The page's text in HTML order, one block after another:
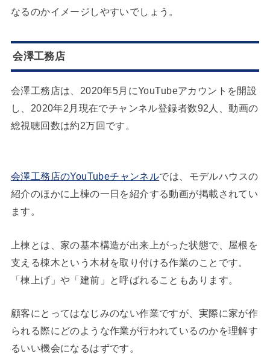
なるのかイメージしやすいでしょう。
会澤工務店
会澤工務店は、2020年5月にYouTubeアカウントを開設
し、2020年2月現在でチャンネル登録者数92人、動画の
総視聴回数は約2万回です。
会澤工務店のYouTubeチャンネルでは、モデルハウスの
紹介のほかに上棟の一日を紹介する動画が掲載されてい
ます。
上棟とは、家の基本構造が出来上がった状態で、屋根を
支える棟木という木材を取り付ける作業のことです。
「棟上げ」や「建前」と呼ばれることもあります。
顧客にとってはなじみのない作業ですが、実際に家が作
られる際にどのような作業が行われているのかを理解す
るいい機会になるはずです。